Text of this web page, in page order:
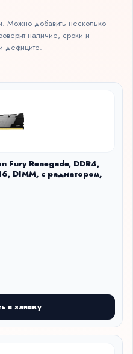
Можно добавить несколько
наличие, сроки и
дефиците.
Fury Renegade, DDR4,
DIMM, с радиатором,
в заявку